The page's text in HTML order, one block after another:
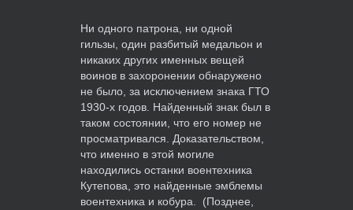
Ни одного патрона, ни одной
гильзы, один разбитый медальон и
никаких других именных вещей
воинов в захоронении обнаружено
не было, за исключением знака ГТО
1930-х годов. Найденный знак был в
таком состоянии, что его номер не
просматривался. Доказательством,
что именно в этой могиле
находились останки воентехника
Кутепова, это найденные эмблемы
воентехника и кобура. (Позднее,